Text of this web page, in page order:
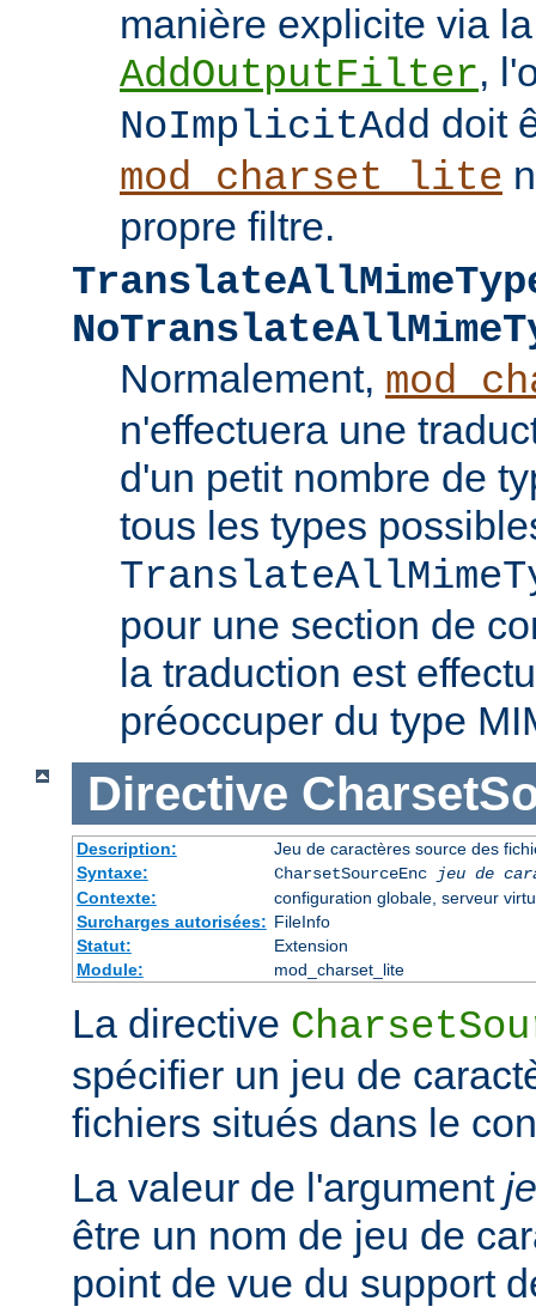
manière explicite via
AddOutputFilter,
NoImplicitAdd doit
mod_charset_lite
propre filtre.
Normalement,
n'effectuera une
d'un petit nombre de
tous les types
pour une section de
la traduction est
préoccuper du type
Directive
Description:
Jeu de caractères source des
Syntaxe:
CharsetSourceEnc
jeu de
Contexte:
configuration globale, serveur
Surcharges autorisées: FileInfo
Statut:
Extension
Module:
mod_charset_lite
La directive
spécifier un jeu de
fichiers situés dans le
La valeur de l'argument
être un nom de jeu de
point de vue du support